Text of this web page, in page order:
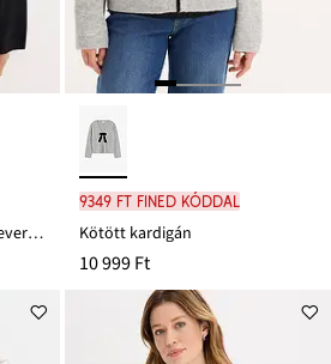
Bő pulóver puha viszkóz-keverékből
9349 Ft FINED kóddal
Kötött kardigán
10 999 Ft